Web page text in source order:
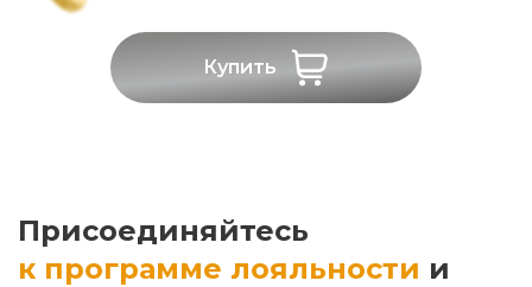
Купить
Присоединяйтесь
к программе лояльности и